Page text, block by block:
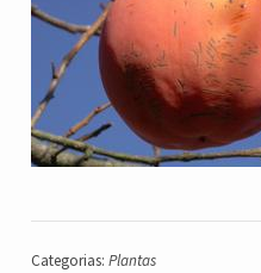
Categorias: Plantas